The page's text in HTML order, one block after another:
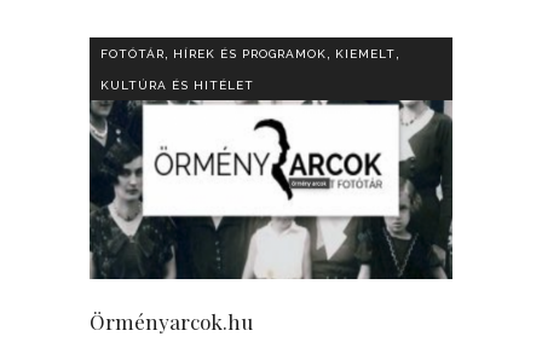
FOTÓTÁR HÍREK ÉS PROGRAMOK KIEMELT
KULTÚRA ÉS HITÉLET
Örményarcok.hu